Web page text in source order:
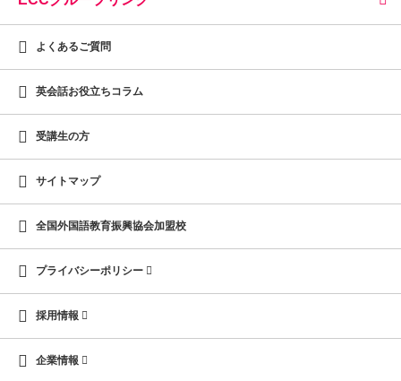
よくあるご質問
英会話お役立ちコラム
受講生の方
サイトマップ
全国外国語教育振興協会加盟校
プライバシーポリシー
採用情報
企業情報